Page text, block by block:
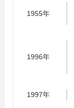
1955年
1996年
1997年